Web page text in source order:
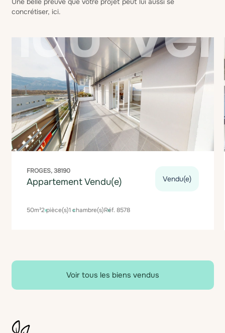
concrétiser, ici.
FROGES, 38190
Appartement Vendu(e) Vendu(e)
50m²2 pièce(s)1 chambre(s)Réf. 8578
Voir tous les biens vendus